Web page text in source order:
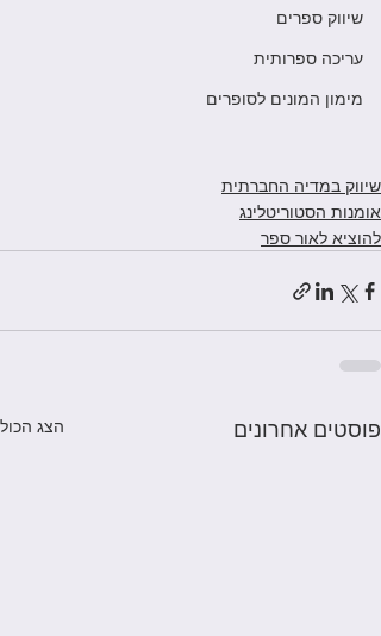
שיווק ספרים
עריכה ספרותית
מימון המונים לסופרים
שיווק במדיה החברתית
אומנות הסטוריטלינג
להוציא לאור ספר
פוסטים אחרונים הצג הכול